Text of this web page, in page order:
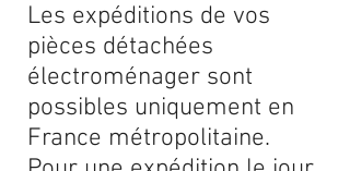
Les expéditions de vos
pièces détachées
électroménager sont
possibles uniquement en
France métropolitaine.